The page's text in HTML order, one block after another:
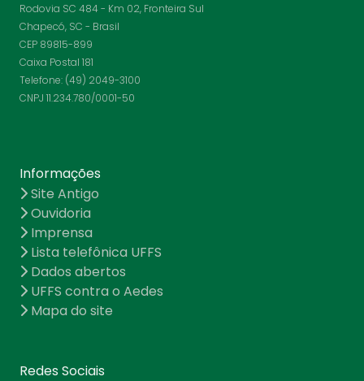
Rodovia SC 484 - Km 02, Fronteira Sul
Chapecó, SC - Brasil
CEP 89815-899
Caixa Postal 181
Telefone: (49) 2049-3100
CNPJ 11.234.780/0001-50
Informações
Site Antigo
Ouvidoria
Imprensa
Lista telefônica UFFS
Dados abertos
UFFS contra o Aedes
Mapa do site
Redes Sociais